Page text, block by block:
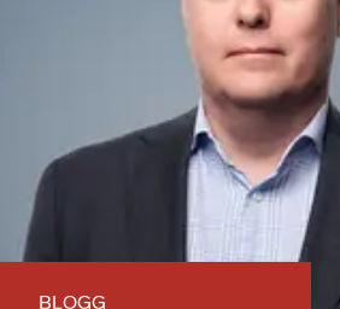
BLOGG